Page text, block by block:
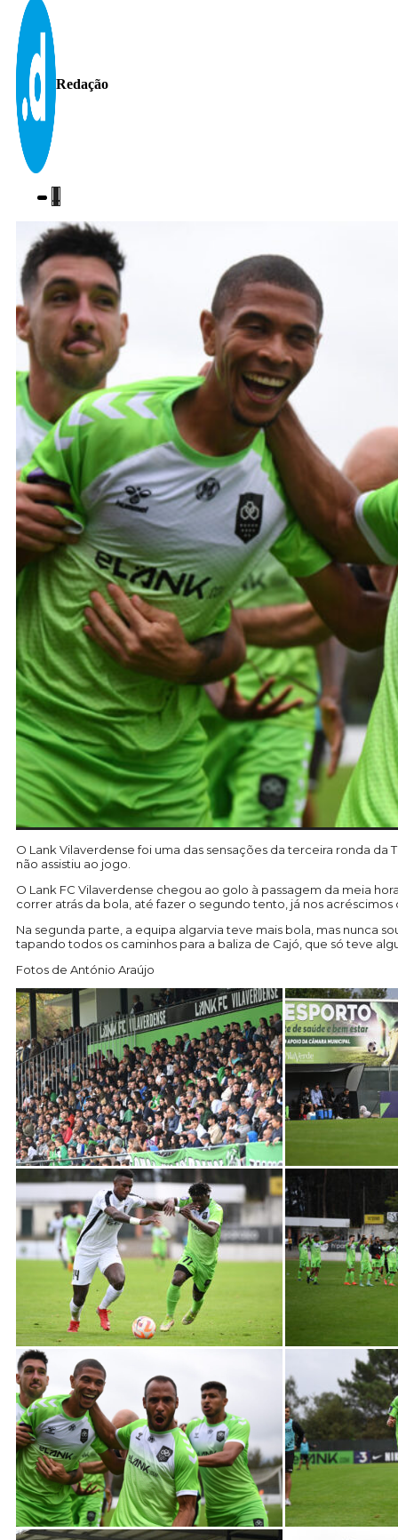
Redação
O Lank Vilaverdense foi uma das sensações da terceira ronda
não assistiu ao jogo.
O Lank FC Vilaverdense chegou ao golo à passagem da meia
correr atrás da bola, até fazer o segundo tento, já nos acréscimos
Na segunda parte, a equipa algarvia teve mais bola, mas nunca
tapando todos os caminhos para a baliza de Cajó, que só teve
Fotos de António Araújo